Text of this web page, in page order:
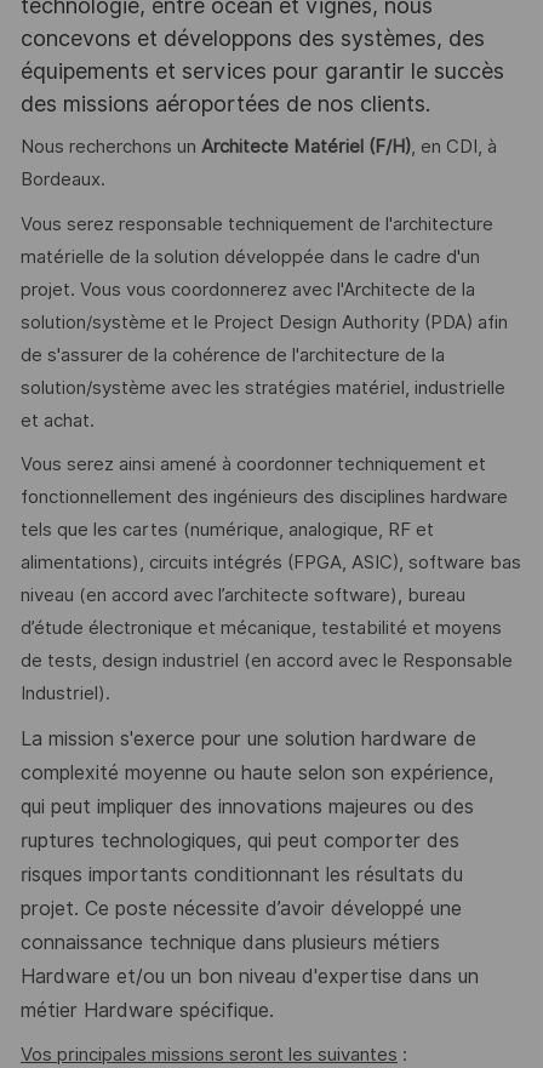
technologie, entre océan et vignes, nous
concevons et développons des systèmes, des
équipements et services pour garantir le succès
des missions aéroportées de nos clients.
Nous recherchons un Architecte Matériel (F/H), en CDI, à
Bordeaux.
Vous serez responsable techniquement de l'architecture
matérielle de la solution développée dans le cadre d'un
projet. Vous vous coordonnerez avec l'Architecte de la
solution/système et le Project Design Authority (PDA) afin
de s'assurer de la cohérence de l'architecture de la
solution/système avec les stratégies matériel, industrielle
et achat.
Vous serez ainsi amené à coordonner techniquement et
fonctionnellement des ingénieurs des disciplines hardware
tels que les cartes (numérique, analogique, RF et
alimentations), circuits intégrés (FPGA, ASIC), software bas
niveau (en accord avec l’architecte software), bureau
d’étude électronique et mécanique, testabilité et moyens
de tests, design industriel (en accord avec le Responsable
Industriel).
La mission s'exerce pour une solution hardware de
complexité moyenne ou haute selon son expérience,
qui peut impliquer des innovations majeures ou des
ruptures technologiques, qui peut comporter des
risques importants conditionnant les résultats du
projet. Ce poste nécessite d’avoir développé une
connaissance technique dans plusieurs métiers
Hardware et/ou un bon niveau d'expertise dans un
métier Hardware spécifique.
Vos principales missions seront les suivantes :